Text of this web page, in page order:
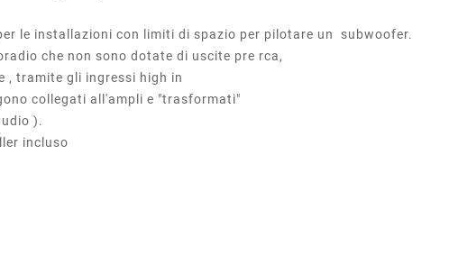
le installazioni con limiti di spazio per pilotare un subwoofer.
che non sono dotate di uscite pre rca,
, tramite gli ingressi high in
collegati all'ampli e "trasformati"
).
incluso